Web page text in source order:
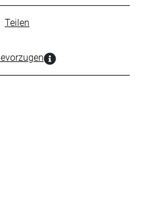
Teilen